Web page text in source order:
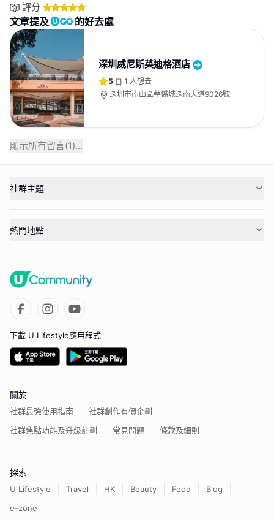
評分
文章提及 的好去處
深圳威尼斯英迪格酒店
5 1 人想去
深圳市南山區華僑城深南大道9026號
顯示所有留言(1)...
社群主題
熱門地點
下載 U Lifestyle應用程式
關於
社群最強使用指南
社群創作有價企劃
社群焦點功能及升級計劃
常見問題 條款及細則
探索
U Lifestyle Travel HK Beauty Food
Blog
e-zone